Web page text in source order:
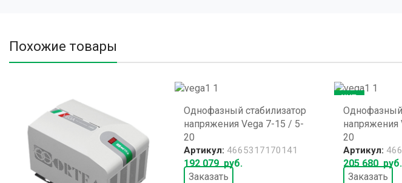
Похожие товары
Однофазный стабилизатор
напряжения Vega 7-15 / 5-
20
Артикул: 4665317170141
192 079 руб.
Заказать
ХИТ
Однофазный
напряжения
20
Артикул:
205 680 руб.
Заказать